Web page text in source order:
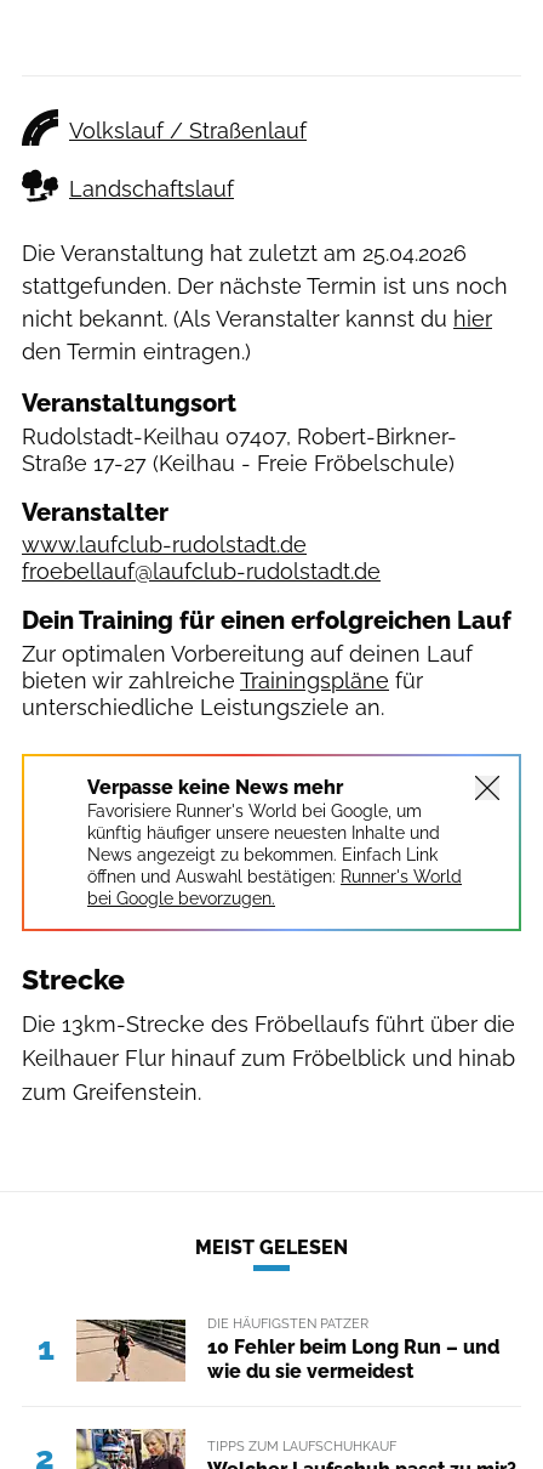
Volkslauf / Straßenlauf
Landschaftslauf
Die Veranstaltung hat zuletzt am 25.04.2026
stattgefunden. Der nächste Termin ist uns noch
nicht bekannt. (Als Veranstalter kannst du hier
den Termin eintragen.)
Veranstaltungsort
Rudolstadt-Keilhau 07407, Robert-Birkner-
Straße 17-27 (Keilhau - Freie Fröbelschule)
Veranstalter
www.laufclub-rudolstadt.de
froebellauf@laufclub-rudolstadt.de
Dein Training für einen erfolgreichen Lauf
Zur optimalen Vorbereitung auf deinen Lauf
bieten wir zahlreiche Trainingspläne für
unterschiedliche Leistungsziele an.
Verpasse keine News mehr
Favorisiere Runner's World bei Google, um
künftig häufiger unsere neuesten Inhalte und
News angezeigt zu bekommen. Einfach Link
öffnen und Auswahl bestätigen: Runner's World
bei Google bevorzugen.
Strecke
Die 13km-Strecke des Fröbellaufs führt über die
Keilhauer Flur hinauf zum Fröbelblick und hinab
zum Greifenstein.
MEIST GELESEN
1
DIE HÄUFIGSTEN PATZER
10 Fehler beim Long Run – und
wie du sie vermeidest
2 TIPPS ZUM LAUFSCHUHKAUF